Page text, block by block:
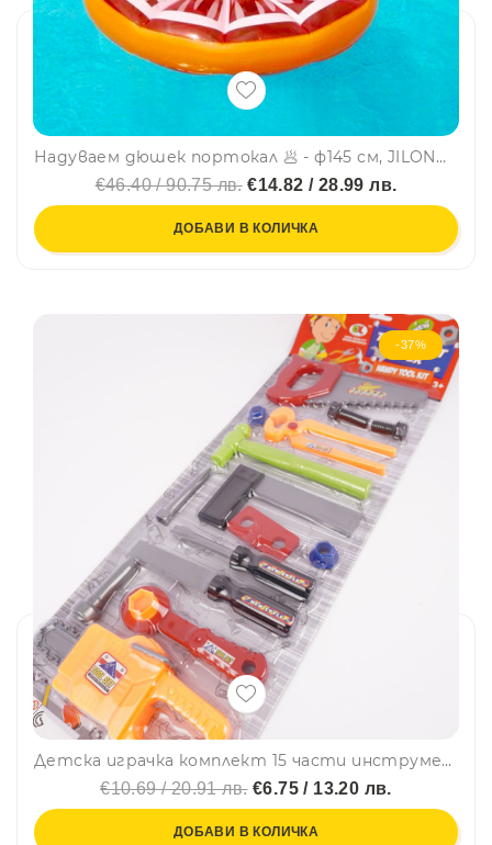
Надуваем дюшек портокал 🥟 - ф145 см, JILONG, SUMMER ENJOY 37349
€46.40 / 90.75 лв.€14.82 / 28.99 лв.
ДОБАВИ В КОЛИЧКА
-37%
Детска играчка комплект 15 части инструменти 618-2
€10.69 / 20.91 лв.€6.75 / 13.20 лв.
ДОБАВИ В КОЛИЧКА